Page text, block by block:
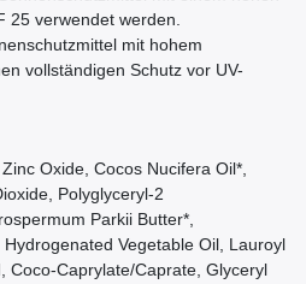
25 verwendet werden.
mit hohem
vollständigen Schutz vor UV-
Oxide, Cocos Nucifera Oil*,
Polyglyceryl-2
Parkii Butter*,
Vegetable Oil, Lauroyl
Coco-Caprylate/Caprate, Glyceryl